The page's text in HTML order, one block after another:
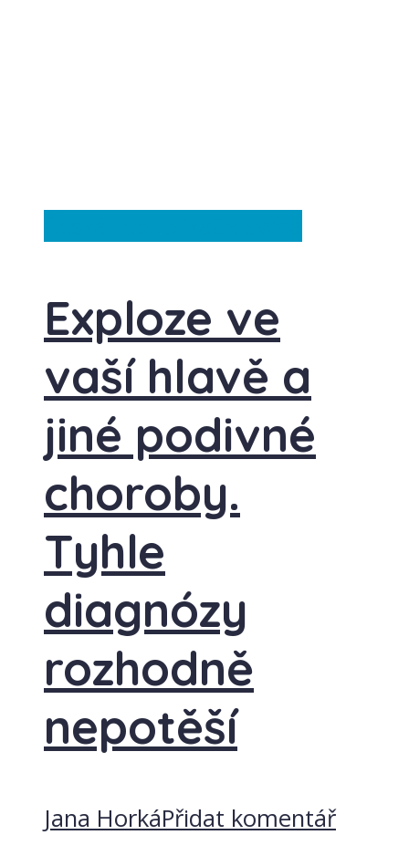
Exploze ve
vaší hlavě a
jiné podivné
choroby.
Tyhle
diagnózy
rozhodně
nepotěší
Jana HorkáPřidat komentář